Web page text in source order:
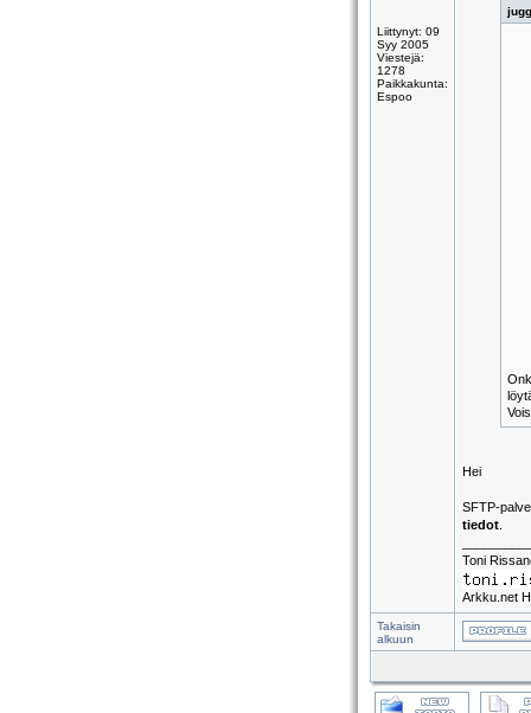
Liittynyt: 09
Syy 2005
Viestejä:
1278
Paikkakunta:
Espoo
Hei
SFTP-
tiedot
Toni
Arkku.net
Takaisin
alkuun